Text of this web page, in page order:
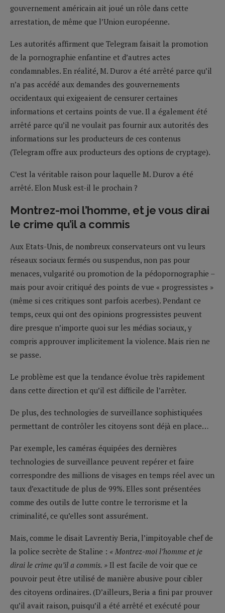
gouvernement américain ait joué un rôle dans cette
arrestation, de même que l’Union européenne.
Les autorités affirment que Telegram faisait la promotion
de la pornographie enfantine et d’autres actes
condamnables. En réalité, M. Durov a été arrêté parce qu’il
n’a pas accédé aux demandes des gouvernements
occidentaux qui exigeaient de censurer certaines
informations et certains points de vue. Il a également été
arrêté parce qu’il ne voulait pas fournir aux autorités des
informations sur les producteurs de ces contenus
(Telegram offre aux producteurs des options de cryptage).
C’est la véritable raison pour laquelle M. Durov a été
arrêté. Elon Musk est-il le prochain ?
Montrez-moi l’homme, et je vous dirai
le crime qu’il a commis
Aux Etats-Unis, de nombreux conservateurs ont vu leurs
réseaux sociaux fermés ou suspendus, non pas pour
menaces, vulgarité ou promotion de la pédopornographie –
mais pour avoir critiqué des points de vue « progressistes »
(même si ces critiques sont parfois acerbes). Pendant ce
temps, ceux qui ont des opinions progressistes peuvent
dire presque n’importe quoi sur les médias sociaux, y
compris approuver implicitement la violence. Mais rien ne
se passe.
Le problème est que la tendance évolue très rapidement
dans cette direction et qu’il est difficile de l’arrêter.
De plus, des technologies de surveillance sophistiquées
permettant de contrôler les citoyens sont déjà en place…
Par exemple, les caméras équipées des dernières
technologies de surveillance peuvent repérer et faire
correspondre des millions de visages en temps réel avec un
taux d’exactitude de plus de 99%. Elles sont présentées
comme des outils de lutte contre le terrorisme et la
criminalité, ce qu’elles sont assurément.
Mais, comme le disait Lavrentiy Beria, l’impitoyable chef de
la police secrète de Staline : « Montrez-moi l’homme et je
dirai le crime qu’il a commis. » Il est facile de voir que ce
pouvoir peut être utilisé de manière abusive pour cibler
des citoyens ordinaires. (D’ailleurs, Beria a fini par prouver
qu’il avait raison, puisqu’il a été arrêté et exécuté pour